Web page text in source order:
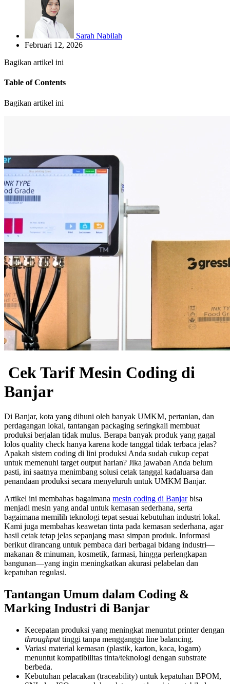
Sarah Nabilah
Februari 12, 2026
Bagikan artikel ini
Table of Contents
Bagikan artikel ini
Cek Tarif Mesin Coding di
Banjar
Di Banjar, kota yang dihuni oleh banyak UMKM, pertanian, dan
perdagangan lokal, tantangan packaging seringkali membuat
produksi berjalan tidak mulus. Berapa banyak produk yang gagal
lolos quality check hanya karena kode tanggal tidak terbaca jelas?
Apakah sistem coding di lini produksi Anda sudah cukup cepat
untuk memenuhi target output harian? Jika jawaban Anda belum
pasti, ini saatnya menimbang solusi cetak tanggal kadaluarsa dan
penandaan produksi secara menyeluruh untuk UMKM Banjar.
Artikel ini membahas bagaimana mesin coding di Banjarbisa
menjadi mesin yang andal untuk kemasan sederhana, serta
bagaimana memilih teknologi tepat sesuai kebutuhan industri lokal.
Kami juga membahas keawetan tinta pada kemasan sederhana, agar
hasil cetak tetap jelas sepanjang masa simpan produk. Informasi
berikut dirancang untuk pembaca dari berbagai bidang industri—
makanan & minuman, kosmetik, farmasi, hingga perlengkapan
bangunan—yang ingin meningkatkan akurasi pelabelan dan
kepatuhan regulasi.
Tantangan Umum dalam Coding &
Marking Industri di Banjar
Kecepatan produksi yang meningkat menuntut printer dengan
throughputtinggi tanpa mengganggu line balancing.
Variasi material kemasan (plastik, karton, kaca, logam)
menuntut kompatibilitas tinta/teknologi dengan substrate
berbeda.
Kebutuhan pelacakan (traceability) untuk kepatuhan BPOM,